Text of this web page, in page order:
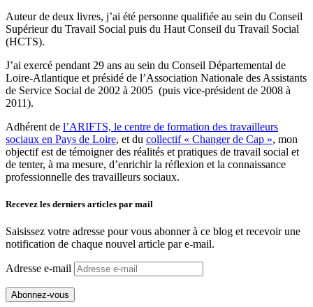
Auteur de deux livres, j’ai été personne qualifiée au sein du Conseil
Supérieur du Travail Social puis du Haut Conseil du Travail Social
(HCTS).
J’ai exercé pendant 29 ans au sein du Conseil Départemental de
Loire-Atlantique et présidé de l’Association Nationale des Assistants
de Service Social de 2002 à 2005 (puis vice-président de 2008 à
2011).
Adhérent de l’ARIFTS, le centre de formation des travailleurs
sociaux en Pays de Loire, et du collectif « Changer de Cap », mon
objectif est de témoigner des réalités et pratiques de travail social et
de tenter, à ma mesure, d’enrichir la réflexion et la connaissance
professionnelle des travailleurs sociaux.
Recevez les derniers articles par mail
Saisissez votre adresse pour vous abonner à ce blog et recevoir une
notification de chaque nouvel article par e-mail.
Adresse e-mail
Abonnez-vous